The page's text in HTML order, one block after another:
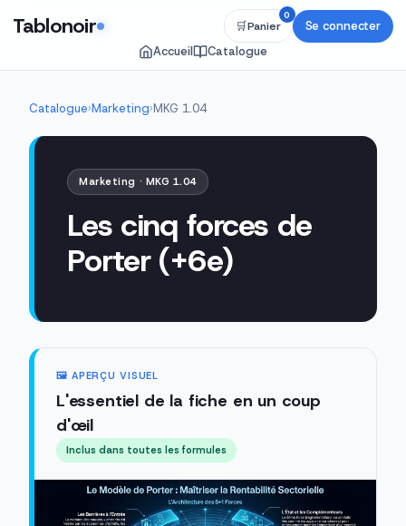
Tablonoir
Accueil Catalogue
🛒Panier
0
Se connecter
Catalogue›Marketing›MKG 1.04
Marketing · MKG 1.04
Les cinq forces de
Porter (+6e)
🖼️ APERÇU VISUEL
L'essentiel de la fiche en un coup
d'œil
Inclus dans toutes les formules